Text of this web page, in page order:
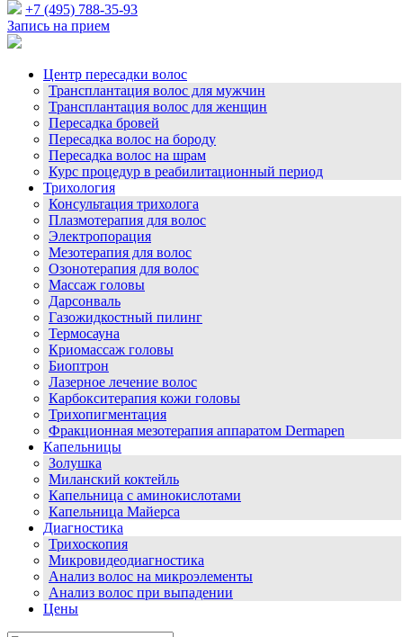
+7 (495) 788-35-93
Запись на прием
Центр пересадки волос
Трансплантация волос для мужчин
Трансплантация волос для женщин
Пересадка бровей
Пересадка волос на бороду
Пересадка волос на шрам
Курс процедур в реабилитационный период
Трихология
Консультация трихолога
Плазмотерапия для волос
Электропорация
Мезотерапия для волос
Озонотерапия для волос
Массаж головы
Дарсонваль
Газожидкостный пилинг
Термосауна
Криомассаж головы
Биоптрон
Лазерное лечение волос
Карбокситерапия кожи головы
Трихопигментация
Фракционная мезотерапия аппаратом Dermapen
Капельницы
Золушка
Миланский коктейль
Капельница с аминокислотами
Капельница Майерса
Диагностика
Трихоскопия
Микровидеодиагностика
Анализ волос на микроэлементы
Анализ волос при выпадении
Цены